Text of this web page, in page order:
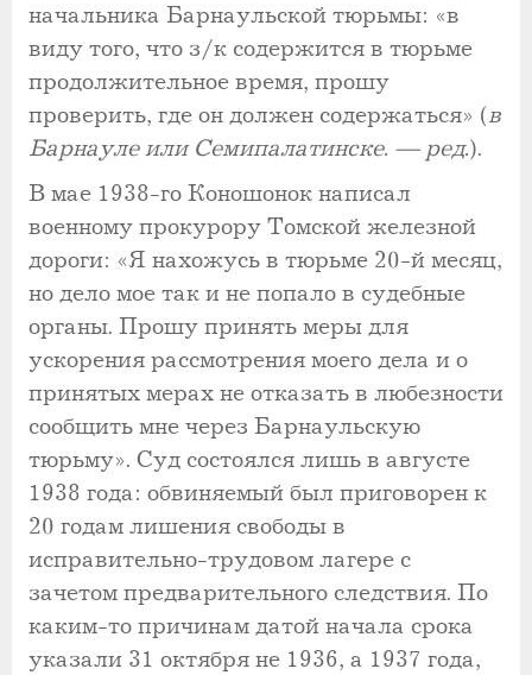
начальника Барнаульской тюрьмы: «в
виду того, что з/к содержится в тюрьме
продолжительное время, прошу
проверить, где он должен содержаться» (в
Барнауле или Семипалатинске. — ред.).
В мае 1938-го Коношонок написал
военному прокурору Томской железной
дороги: «Я нахожусь в тюрьме 20-й месяц,
но дело мое так и не попало в судебные
органы. Прошу принять меры для
ускорения рассмотрения моего дела и о
принятых мерах не отказать в любезности
сообщить мне через Барнаульскую
тюрьму». Суд состоялся лишь в августе
1938 года: обвиняемый был приговорен к
20 годам лишения свободы в
исправительно-трудовом лагере с
зачетом предварительного следствия. По
каким-то причинам датой начала срока
указали 31 октября не 1936, а 1937 года,